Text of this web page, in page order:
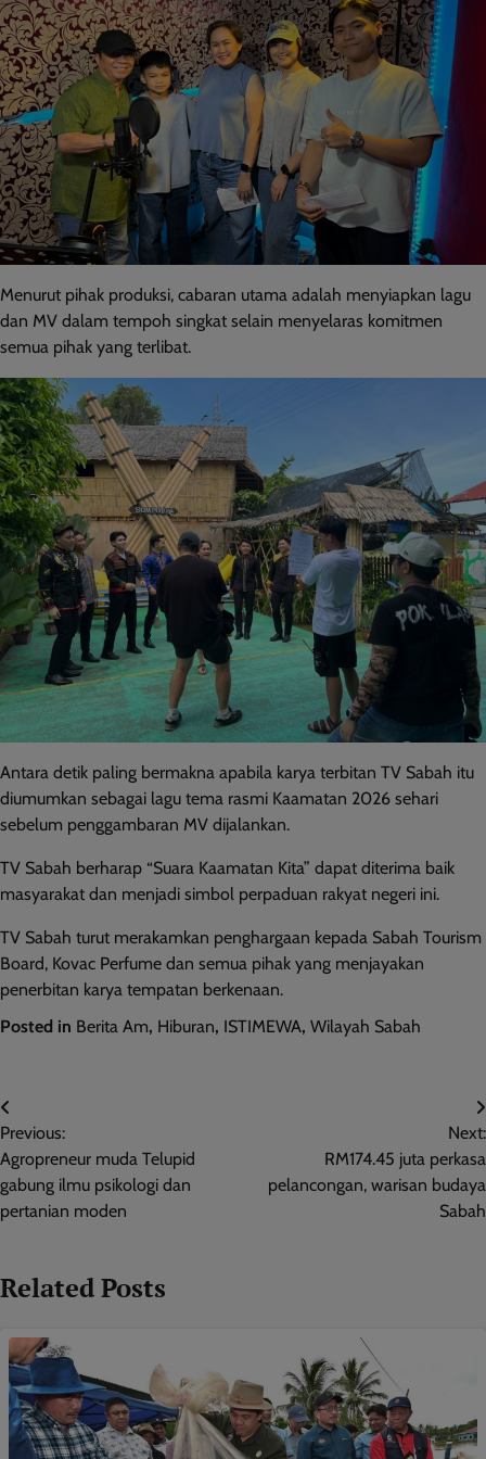
Menurut pihak produksi, cabaran utama adalah menyiapkan lagu
dan MV dalam tempoh singkat selain menyelaras komitmen
semua pihak yang terlibat.
Antara detik paling bermakna apabila karya terbitan TV Sabah itu
diumumkan sebagai lagu tema rasmi Kaamatan 2026 sehari
sebelum penggambaran MV dijalankan.
TV Sabah berharap “Suara Kaamatan Kita” dapat diterima baik
masyarakat dan menjadi simbol perpaduan rakyat negeri ini.
TV Sabah turut merakamkan penghargaan kepada Sabah Tourism
Board, Kovac Perfume dan semua pihak yang menjayakan
penerbitan karya tempatan berkenaan.
Posted in Berita Am, Hiburan, ISTIMEWA, Wilayah Sabah
Post
navigation
Previous:
Agropreneur muda Telupid
gabung ilmu psikologi dan
pertanian moden
Next:
RM174.45 juta perkasa
pelancongan, warisan budaya
Sabah
Related Posts